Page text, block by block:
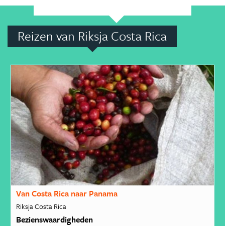
Reizen van Riksja Costa Rica
Van Costa Rica naar Panama
Riksja Costa Rica
Bezienswaardigheden